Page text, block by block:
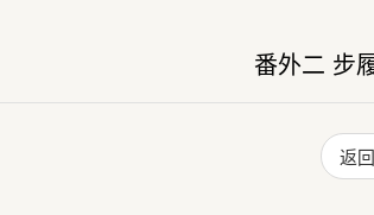
番外二 步
返